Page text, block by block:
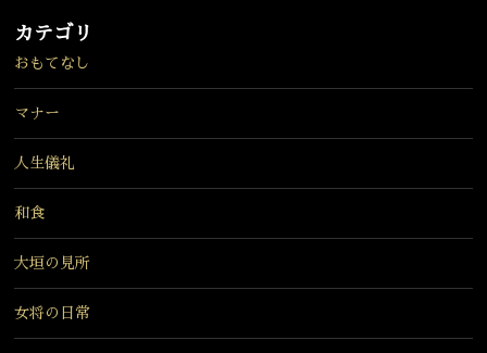
カテゴリ
おもてなし
マナー
人生儀礼
和食
大垣の見所
女将の日常